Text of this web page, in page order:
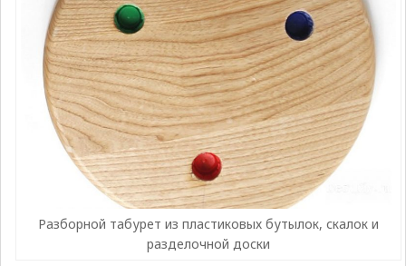
Разборной табурет из пластиковых бутылок, скалок и
разделочной доски